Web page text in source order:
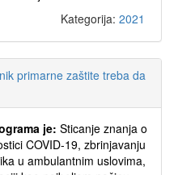
Kategorija: 2021
primarne zaštite treba da
je: Sticanje znanja o
COVID-19, zbrinjavanju
u ambulantnim uslovima,